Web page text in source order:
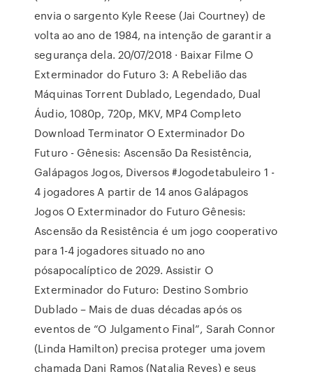
envia o sargento Kyle Reese (Jai Courtney) de
volta ao ano de 1984, na intenção de garantir a
segurança dela. 20/07/2018 · Baixar Filme O
Exterminador do Futuro 3: A Rebelião das
Máquinas Torrent Dublado, Legendado, Dual
Áudio, 1080p, 720p, MKV, MP4 Completo
Download Terminator O Exterminador Do
Futuro - Gênesis: Ascensão Da Resistência,
Galápagos Jogos, Diversos #Jogodetabuleiro 1 -
4 jogadores A partir de 14 anos Galápagos
Jogos O Exterminador do Futuro Gênesis:
Ascensão da Resistência é um jogo cooperativo
para 1-4 jogadores situado no ano
pósapocalíptico de 2029. Assistir O
Exterminador do Futuro: Destino Sombrio
Dublado – Mais de duas décadas após os
eventos de “O Julgamento Final”, Sarah Connor
(Linda Hamilton) precisa proteger uma jovem
chamada Dani Ramos (Natalia Reyes) e seus